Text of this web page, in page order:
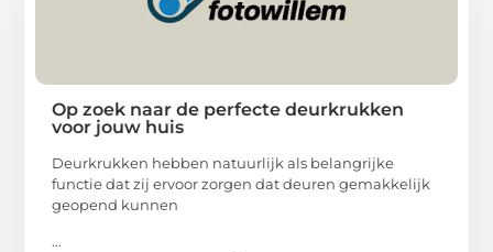
Op zoek naar de perfecte deurkrukken
voor jouw huis
Deurkrukken hebben natuurlijk als belangrijke
functie dat zij ervoor zorgen dat deuren gemakkelijk
geopend kunnen
...